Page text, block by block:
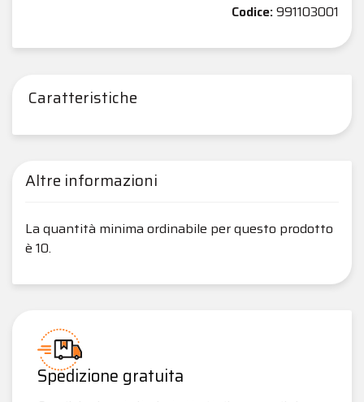
Codice:991103001
Caratteristiche
Altre informazioni
La quantità minima ordinabile per questo prodotto
è 10.
Spedizione gratuita